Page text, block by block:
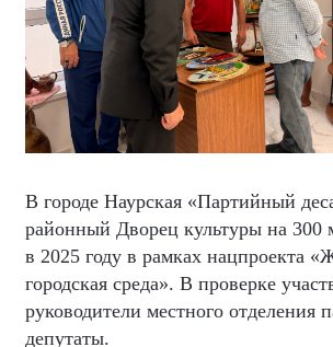
В городе Наурская «Партийный
районный Дворец культуры на 300
в 2025 году в рамках нацпроекта
городская среда». В проверке
руководители местного отделения
депутаты.